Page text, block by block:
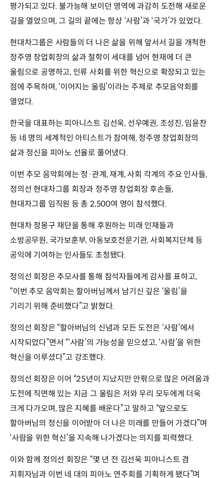
평가되고 있다. 불가능해 보이던 영역에 과감히 도전해 새로운
길을 열었으며, 그 길의 끝에는 항상 ‘사람’과 ‘국가’가 있었다.
현대차그룹은 사람들의 더 나은 삶을 위해 앞서서 길을 개척한
정주영 창업회장의 삶과 철학이 세대를 넘어 현재에 더 큰
울림으로 공명하고, 인류 사회를 위한 혁신으로 확장되고 있는
점에 주목하며, ‘이어지는 울림’이라는 주제로 추모음악회를
열었다.
한국을 대표하는 피아니스트 김선욱, 선우예권, 조성진, 임윤찬
등 네 명의 세계적인 아티스트가 참여해, 정주영 창업회장의
삶과 정신을 피아노 선율로 풀어냈다.
이번 추모 음악회에는 정·관계, 재계, 사회 각계의 주요 인사들,
정의선 현대차그룹 회장과 정주영 창업회장 후손들,
현대차그룹 임직원 등 총 2,500여 명이 참석했다.
현대차 정몽구 재단을 통해 후원하는 미래 인재들과
소방공무원, 국가보훈부, 아동보호전문기관, 사회복지단체 등
공익에 기여하는 인사들도 초청됐다.
정의선 회장은 추모사를 통해 참석자들에게 감사를 표하고,
“이번 추모 음악회는 할아버님께서 남기신 깊은 ‘울림’을
기리기 위해 준비했다”고 밝혔다.
정의선 회장은 “할아버님의 신념과 모든 도전은 ‘사람’에서
시작되었다”면서 “‘사람’의 가능성을 믿으셨고, ‘사람’을 위한
혁신을 이루셨다”고 강조했다.
정의선 회장은 이어 “25년이 지났지만 안팎으로 많은 어려움과
도전에 직면해 있는 지금 그 울림은 저와 우리 모두에게 더욱
크게 다가오며, 많은 지혜를 배운다”고 말하고 “앞으로도
할아버님의 정신을 이어받아 더 나은 미래를 만들어 가겠다”며
‘사람을 위한 혁신’을 지속해 나가겠다는 의지를 피력했다.
이와 함께 정의선 회장은 “몇 년 전 김선욱 피아니스트 겸
지휘자님과 이번 네 대의 피아노 연주회를 기획하게 됐다”며